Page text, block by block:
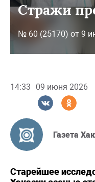
Cтражи
№ 60 (25170) от 9
14:33 09 июня 2026
Газета
Старейшее